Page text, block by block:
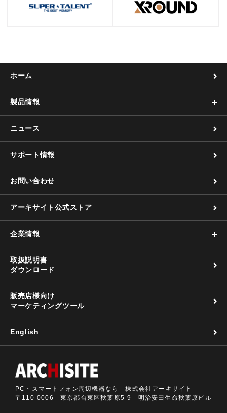
ホーム
製品情報
ニュース
サポート情報
お問い合わせ
アーキサイト公式ストア
企業情報
取扱説明書
ダウンロード
販売店様向け
マーケティングツール
English
PC・スマートフォン周辺機器なら 株式会社アーキサイト
〒110-0006 東京都台東区秋葉原5-9 明治安田生命秋葉原ビル